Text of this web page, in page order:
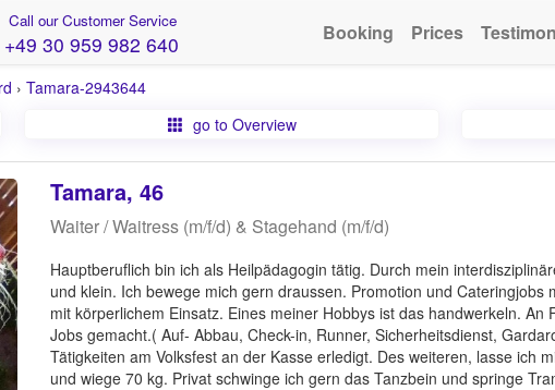
Call our Customer Service
+49 30 959 982 640 Booking Prices
› Tamara-2943644
go to Overview
Tamara, 46
Waiter / Waitress (m/f/d) & Stagehand (m/f/d)
Hauptberuflich bin ich als Heilpädagogin tätig. Durch mein
und klein. Ich bewege mich gern draussen. Promotion und
mit körperlichem Einsatz. Eines meiner Hobbys ist das handwerkeln.
Jobs gemacht.( Auf- Abbau, Check-in, Runner, Sicherheitsdienst,
Tätigkeiten am Volksfest an der Kasse erledigt. Des weiteren, lasse ich
und wiege 70 kg. Privat schwinge ich gern das Tanzbein und springe